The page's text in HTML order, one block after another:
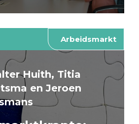
Arbeidsmarkt
Huith, Titia
en Jeroen